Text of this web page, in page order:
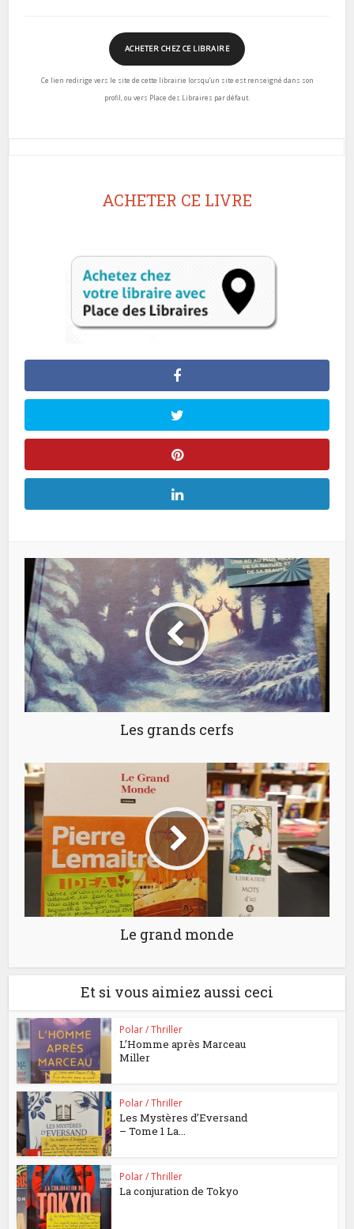
ACHETER CHEZ CE LIBRAIRE
Ce lien redirige vers le site de cette librairie lorsqu’un site est renseigné dans son
profil, ou vers Place des Libraires par défaut.
ACHETER CE LIVRE
Les grands cerfs
Le grand monde
Et si vous aimiez aussi ceci
Polar / Thriller
L’Homme après Marceau
Miller
Polar / Thriller
Les Mystères d’Eversand
– Tome 1 La...
Polar / Thriller
La conjuration de Tokyo